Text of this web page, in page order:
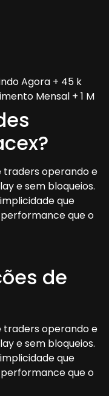
Agora + 45 k
Mensal + 1 M
traders operando e
e sem bloqueios.
que
que o
de
traders operando e
e sem bloqueios.
que
que o